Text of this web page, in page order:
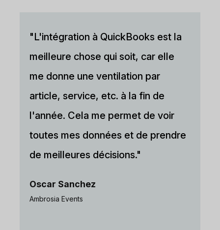
"L'intégration à QuickBooks est la
meilleure chose qui soit, car elle
me donne une ventilation par
article, service, etc. à la fin de
l'année. Cela me permet de voir
toutes mes données et de prendre
de meilleures décisions."
Oscar Sanchez
Ambrosia Events